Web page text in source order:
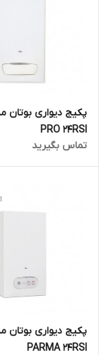
PRO 24RSI
تماس بگیرید
پکیج دیواری بوتان
PARMA 24RSI